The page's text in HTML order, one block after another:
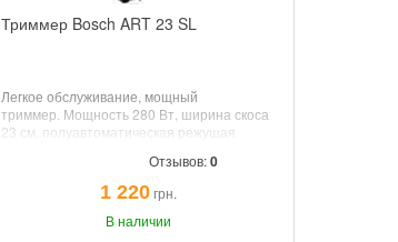
Триммер Bosch ART 23 SL
Легкое обслуживание, мощный
триммер. Мощность 280 Вт, ширина скоса
23 см, полуавтоматическая режущая
Отзывов:0
1 220грн.
В наличии